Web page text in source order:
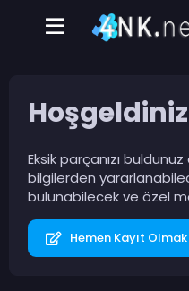
Eksik parçanızı
bilgilerden
bulunabilecek ve özel
Hemen Kayıt Olmak